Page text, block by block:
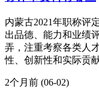
内蒙古2021年职称评
出品德、能力和业绩
弄，注重考察各类人
性、创新性和实际贡
2个月前 (06-02)